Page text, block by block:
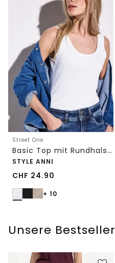
Street One
Basic Top mit Rundhals in Unifarbe
STYLE ANNI
CHF 24.90
+ 10
Unsere Bestseller